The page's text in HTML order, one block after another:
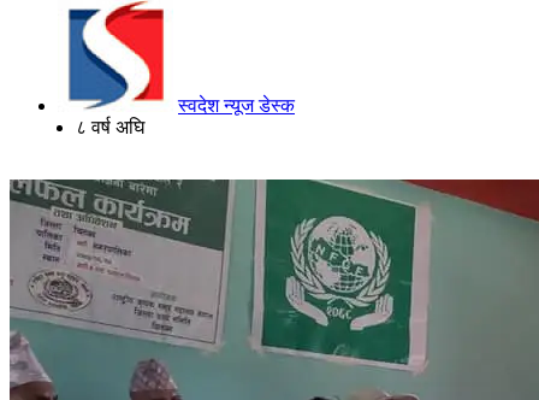
स्वदेश न्यूज डेस्क
८ वर्ष अघि